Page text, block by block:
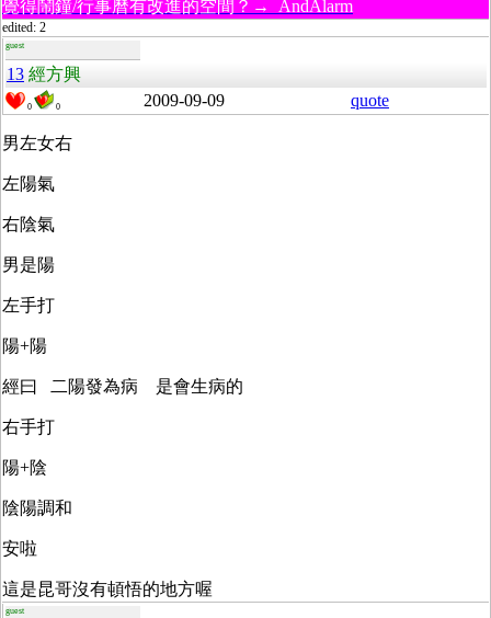
覺得鬧鐘/行事曆有改進的空間？→ AndAlarm
edited: 2
guest
13 經方興
0 0 2009-09-09 quote
男左女右
左陽氣
右陰氣
男是陽
左手打
陽+陽
經曰 二陽發為病 是會生病的
右手打
陽+陰
陰陽調和
安啦
這是昆哥沒有頓悟的地方喔
guest